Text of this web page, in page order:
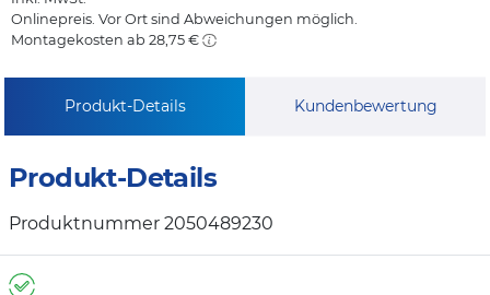
Onlinepreis. Vor Ort sind Abweichungen möglich.
Montagekosten ab 28,75 €
Produkt-Details Kundenbewertung
Produkt-Details
Produktnummer 2050489230